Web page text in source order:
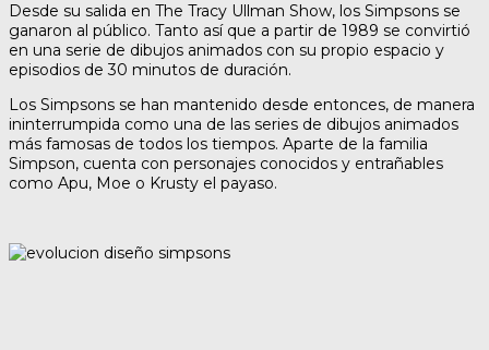
Desde su salida en The Tracy Ullman Show, los Simpsons se
ganaron al público. Tanto así que a partir de 1989 se convirtió
en una serie de dibujos animados con su propio espacio y
episodios de 30 minutos de duración.
Los Simpsons se han mantenido desde entonces, de manera
ininterrumpida como una de las series de dibujos animados
más famosas de todos los tiempos. Aparte de la familia
Simpson, cuenta con personajes conocidos y entrañables
como Apu, Moe o Krusty el payaso.